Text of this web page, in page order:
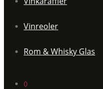
Vinreoler
Rom & Whisky Glas
0